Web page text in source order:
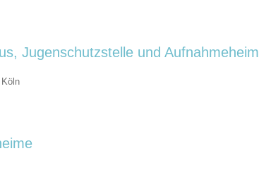
Jugenschutzstelle und Aufnahmeheim
Köln